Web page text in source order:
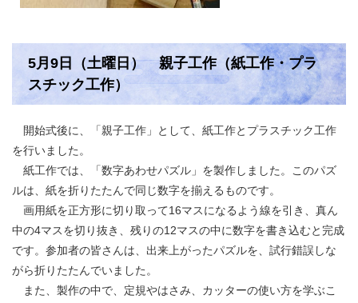
5月9日（土曜日） 親子工作（紙工作・プラ
スチック工作）
開始式後に、「親子工作」として、紙工作とプラスチック工作
を行いました。
紙工作では、「数字あわせパズル」を製作しました。このパズ
ルは、紙を折りたたんで同じ数字を揃えるものです。
画用紙を正方形に切り取って16マスになるよう線を引き、真ん
中の4マスを切り抜き、残りの12マスの中に数字を書き込むと完成
です。参加者の皆さんは、出来上がったパズルを、試行錯誤しな
がら折りたたんでいました。
また、製作の中で、定規やはさみ、カッターの使い方を学ぶこ